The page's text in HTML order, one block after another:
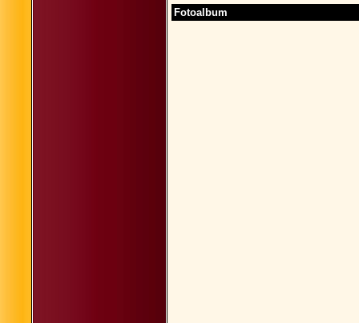
Fotoalbum